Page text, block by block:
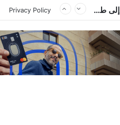
محمد صلاح يشعل تركيا.. استقبال جماهيري حافل وترحيب بـ”الملك المصري” قبل انضمامه إلى طرابزون سبور Privacy Policy